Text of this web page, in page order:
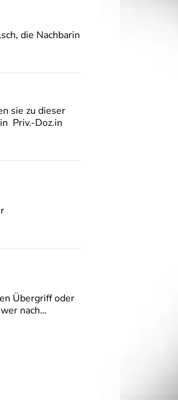
die Nachbarin
sie zu dieser
Priv.-Doz.in
Übergriff oder
nach…